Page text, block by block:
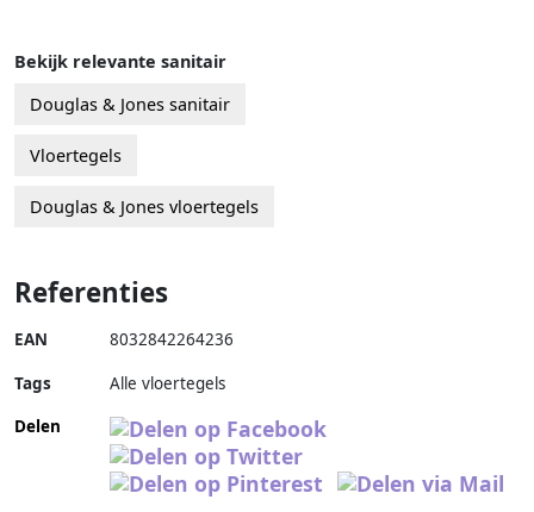
Bekijk relevante sanitair
Douglas & Jones sanitair
Vloertegels
Douglas & Jones vloertegels
Referenties
EAN 8032842264236
Tags
Alle vloertegels
Delen